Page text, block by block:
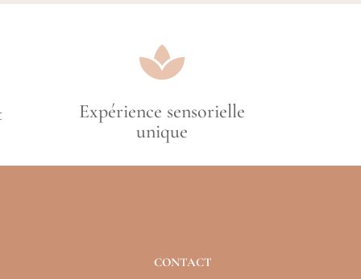

Expérience sensorielle
unique
CONTACT